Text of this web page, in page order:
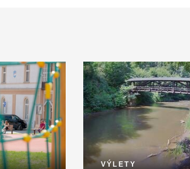
VÝLETY